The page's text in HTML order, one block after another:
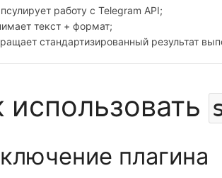
работу с Telegram API;
текст + формат;
стандартизированный результат
использовать
плагина